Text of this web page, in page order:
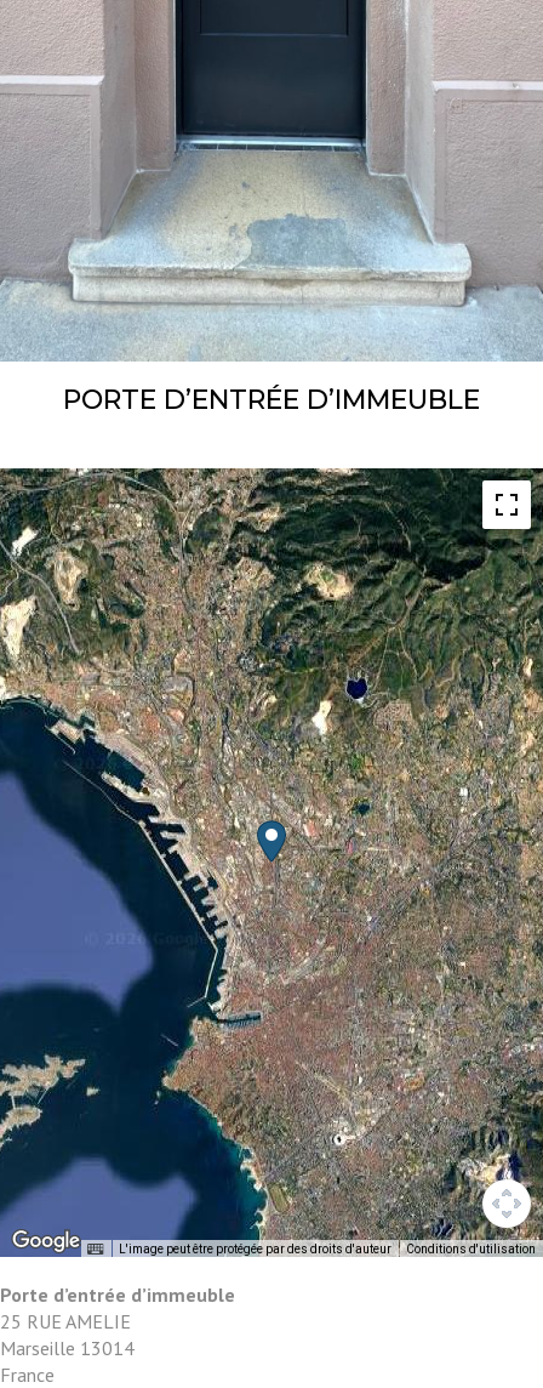
PORTE D’ENTRÉE D’IMMEUBLE
L'image peut être protégée par des droits d'auteur Conditions d'utilisation
Porte d’entrée d’immeuble
25 RUE AMELIE
Marseille 13014
France